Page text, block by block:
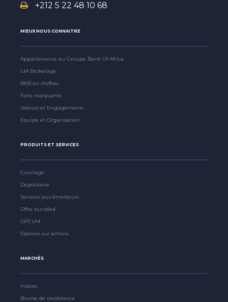
+212 5 22 48 10 68
MIEUX NOUS CONNAITRE
Appartenance au Groupe Bank Of Africa
LM Brokerage
BKB en chiffres
Faits marquants
Valeurs et Engagements
Equipe et Organisation
PRODUITS ET SERVICES
Courtage
Dépositaire
Services aux émetteurs
Offre bundled
OPCVM
Options sur actions
MARCHÉS
Indices
Bourse de casablanca